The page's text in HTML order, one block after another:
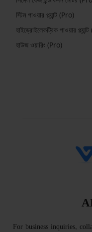
স্টিম পাওয়ার প্ল্যান্ট (Pro)
হাইড্রোইলেকট্রিক পাওয়ার
হাউজ ওয়ারিং (Pro)
For business inquiries,